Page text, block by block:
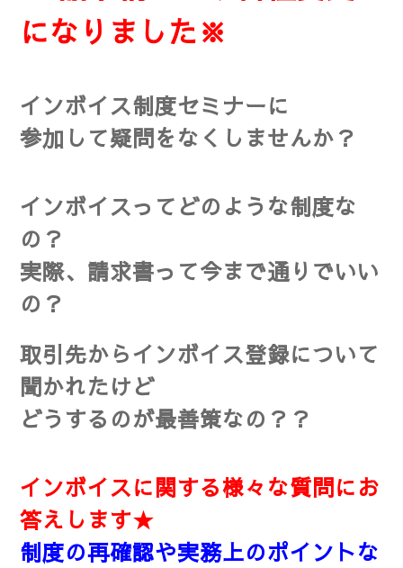
になりました※
インボイス制度セミナーに
参加して疑問をなくしませんか？
インボイスってどのような制度な
の？
実際、請求書って今まで通りでいい
の？
取引先からインボイス登録について
聞かれたけど
どうするのが最善策なの？？
インボイスに関する様々な質問にお
答えします★
制度の再確認や実務上のポイントな